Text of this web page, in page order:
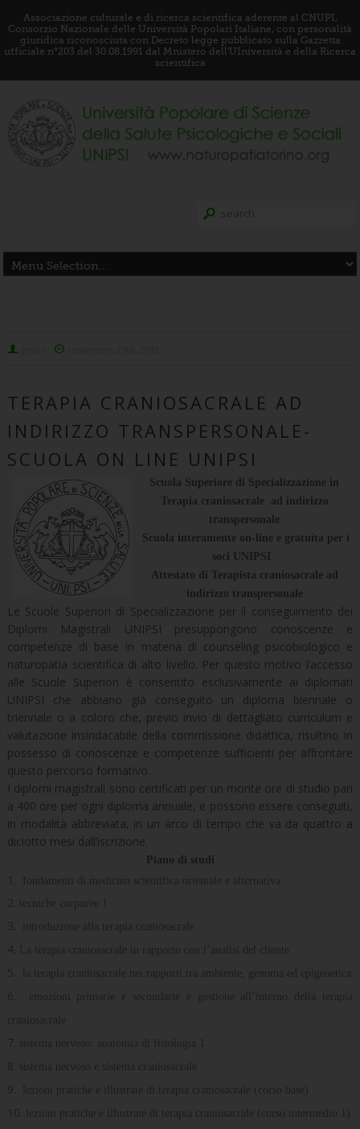
Associazione culturale e di ricerca scientifica aderente al CNUPI,
Consorzio Nazionale delle Università Popolari Italiane, con personalità
giuridica riconosciuta con Decreto legge pubblicato sulla Gazzetta
ufficiale n°203 del 30.08.1991 dal Mnistero dell'UIniversità e della Ricerca
scientifica
TERAPIA CRANIOSACRALE AD
INDIRIZZO TRANSPERSONALE-
SCUOLA ON LINE UNIPSI
Scuola Superiore di Specializzazione in
Terapia craniosacrale ad indirizzo
transpersonale
Scuola interamente on-line e gratuita per i
soci UNIPSI
Attestato di Terapista craniosacrale ad
indirizzo transpersonale
Le Scuole Superiori di Specializzazione per il conseguimento dei
Diplomi Magistrali UNIPSI presuppongono conoscenze e
competenze di base in materia di counseling psicobiologico e
naturopatia scientifica di alto livello. Per questo motivo l’accesso
alle Scuole Superiori è consentito esclusivamente ai diplomati
UNIPSI che abbiano già conseguito un diploma biennale o
triennale o a coloro che, previo invio di dettagliato curriculum e
valutazione insindacabile della commissione didattica, risultino in
possesso di conoscenze e competenze sufficienti per affrontare
questo percorso formativo.
I diplomi magistrali sono certificati per un monte ore di studio pari
a 400 ore per ogni diploma annuale, e possono essere conseguiti,
in modalità abbreviata, in un arco di tempo che va da quattro a
diciotto mesi dall’iscrizione.
Piano di studi
fondamenti di medicina scientifica orientale e alternativa
tecniche corporee 1
introduzione alla terapia craniosacrale
La terapia craniosacrale in rapporto con l’analisi del cliente
la terapia craniosacrale nei rapporti tra ambiente, genoma ed epigenetica
emozioni primarie e secondarie e gestione all’interno della terapia
craniosacrale
sistema nervoso: anatomia di fisiologia 1
sistema nervoso e sistema craniosacrale
lezioni pratiche e illustrate di terapia craniosacrale (corso base)
lezioni pratiche e illustrate di terapia craniosacrale (corso intermedio 1)